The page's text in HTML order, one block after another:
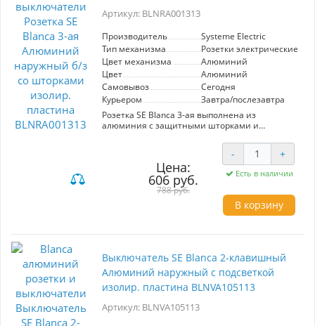
его идеальным выбором для современных
интерьеров.
Артикул: BLNRA001313
Производитель
Systeme Electric
Тип механизма
Розетки электрические
Цвет механизма
Алюминий
Цвет
Алюминий
Самовывоз
Сегодня
Курьером
Завтра/послезавтра
Розетка SE Blanca 3-ая выполнена из
алюминия с защитными шторками и
установки в наружных условиях, обеспечивает
надежное подключение электрических
устройств. Современный дизайн и высокое
качество от производителя Systeme Electric
гарантируют долговечность и безопасность
Цена:
606 руб.
788 руб.
- +
Есть в наличии
В корзину
Выключатель SE Blanca 2-клавишный
Алюминий наружный с подсветкой
изолир. пластина BLNVA105113
Артикул: BLNVA105113